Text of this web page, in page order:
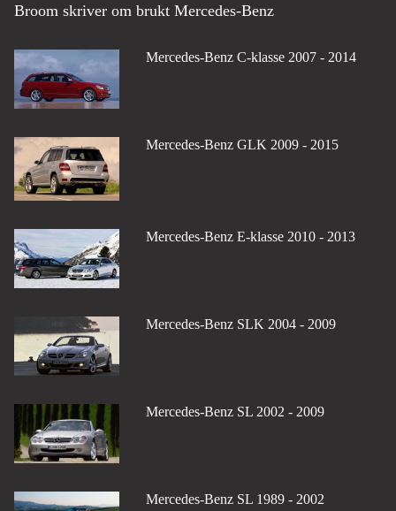
Broom skriver om brukt Mercedes-Benz
Mercedes-Benz C-klasse 2007 - 2014
Mercedes-Benz GLK 2009 - 2015
Mercedes-Benz E-klasse 2010 - 2013
Mercedes-Benz SLK 2004 - 2009
Mercedes-Benz SL 2002 - 2009
Mercedes-Benz SL 1989 - 2002